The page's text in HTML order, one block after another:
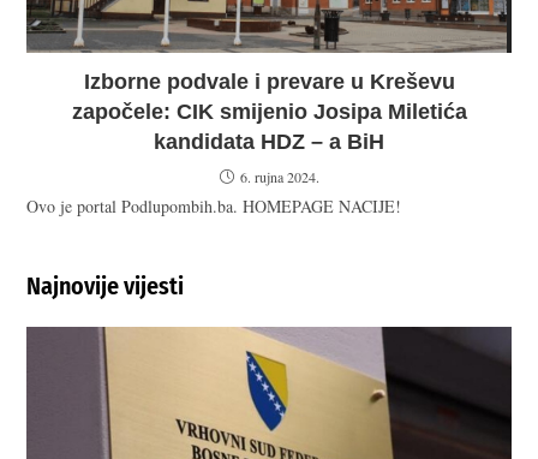
Izborne podvale i prevare u Kreševu
započele: CIK smijenio Josipa Miletića
kandidata HDZ – a BiH
6. rujna 2024.
Ovo je portal Podlupombih.ba. HOMEPAGE NACIJE!
Najnovije vijesti